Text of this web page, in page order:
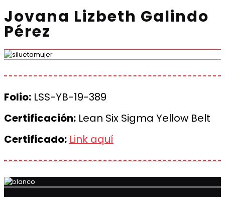
Jovana Lizbeth Galindo
Pérez
Folio: LSS-YB-19-389
Certificación: Lean Six Sigma Yellow Belt
Certificado: Link aquí